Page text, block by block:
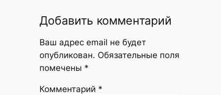
Добавить комментарий
Ваш адрес email не будет
опубликован. Обязательные поля
помечены *
Комментарий *